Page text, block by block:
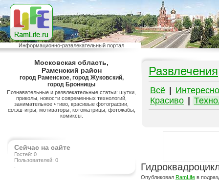
Информационно-развлекательный портал
Московская область,
Раменский район
город Раменское, город Жуковский,
город Бронницы
Познавательные и развлекательные статьи: шутки,
приколы, новости современных технологий,
занимательное чтиво, красивые фотографии,
флэш-игры, мотиваторы, котоматрицы, фотожабы,
комиксы.
Сейчас на сайте
Гостей: 0
Пользователей: 0
Развлечения
Всё
Интересно
Красиво
Опубликовал RamLife в